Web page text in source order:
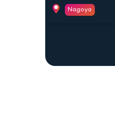
Nagoya